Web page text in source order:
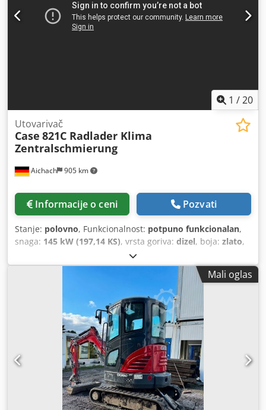
dezen: 60% 90% - 40% Kutija za alat: ? Hidraulični sistem: ?
Proizvođač rezervoara: Samson Kapacitet rezervoara: 8000
L Visokotlačna pumpa: 2 x HPP Kapacitet visokog pritiska:
1 /20
Aichach 905 km
Utovarivač
Case 821C Radlader Klima
Zentralschmierung
Informacije o ceni Pozvati
Stanje: polovno, Funkcionalnost: potpuno funkcionalan,
snaga: 145 kW (197,14 KS), vrsta goriva: dizel, boja: zlato,
, Godina proizvodnje:
sati:8.000 h, Oprema:centralizovani sistem
, Case 821C
točkaš/utovarivač Godina proizvodnje: 2000 Codpfxoy Uxt
Se Alcorf 8.000 radnih sati 145 kW približno 18.000 kg
Klima uređaj Centralno podmazivanje Gume 23,5R25
Mali oglas